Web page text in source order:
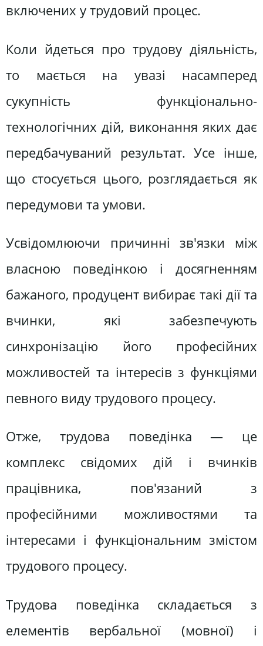
включених у трудовий процес.
Коли йдеться про трудову діяльність,
то мається на увазі насамперед
сукупність функціонально-
технологічних дій, виконання яких дає
передбачуваний результат. Усе інше,
що стосується цього, розглядається як
передумови та умови.
Усвідомлюючи причинні зв'язки між
власною поведінкою і досягненням
бажаного, продуцент вибирає такі дії та
вчинки, які забезпечують
синхронізацію його професійних
можливостей та інтересів з функціями
певного виду трудового процесу.
Отже, трудова поведінка — це
комплекс свідомих дій і вчинків
працівника, пов'язаний з
професійними можливостями та
інтересами і функціональним змістом
трудового процесу.
Трудова поведінка складається з
елементів вербальної (мовної) і